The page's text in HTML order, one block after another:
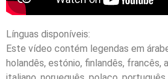
Línguas disponíveis:
Este vídeo contém legendas em
holandês, estónio, finlandês, francês,